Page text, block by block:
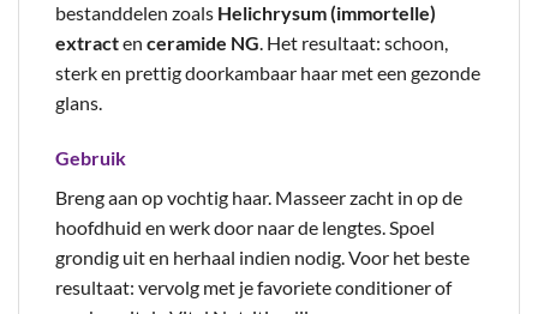
bestanddelen zoals Helichrysum (immortelle)
extracten ceramide NG. Het resultaat: schoon,
sterk en prettig doorkambaar haar met een gezonde
glans.
Gebruik
Breng aan op vochtig haar. Masseer zacht in op de
hoofdhuid en werk door naar de lengtes. Spoel
grondig uit en herhaal indien nodig. Voor het beste
resultaat: vervolg met je favoriete conditioner of